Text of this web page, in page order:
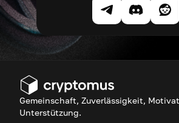
Gemeinschaft, Zuverlässigkeit,
Unterstützung.